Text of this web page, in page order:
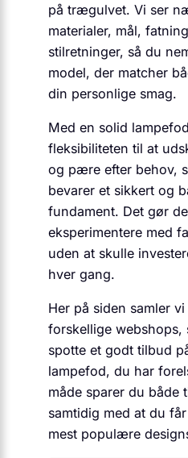
på trægulvet. Vi ser
materialer, mål,
stilretninger, så du
model, der matcher
din personlige smag.
Med en solid
fleksibiliteten til at
og pære efter behov,
bevarer et sikkert og
fundament. Det gør
eksperimentere med
uden at skulle
hver gang.
Her på siden samler
forskellige webshops,
spotte et godt tilbud
lampefod, du har
måde sparer du både
samtidig med at du
mest populære